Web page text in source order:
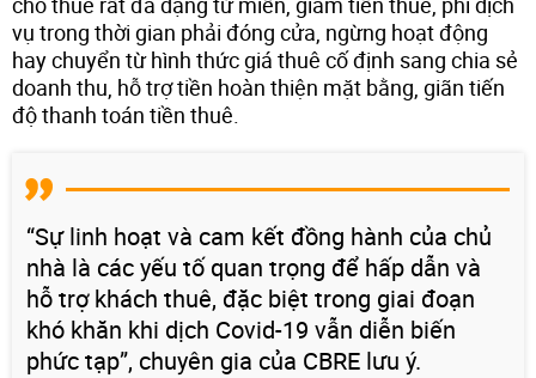
vụ trong thời gian phải đóng cửa, ngừng hoạt động
hay chuyển từ hình thức giá thuê cố định sang chia sẻ
doanh thu, hỗ trợ tiền hoàn thiện mặt bằng, giãn tiến
độ thanh toán tiền thuê.
“Sự linh hoạt và cam kết đồng hành của chủ
nhà là các yếu tố quan trọng để hấp dẫn và
hỗ trợ khách thuê, đặc biệt trong giai đoạn
khó khăn khi dịch Covid-19 vẫn diễn biến
phức tạp”, chuyên gia của CBRE lưu ý.